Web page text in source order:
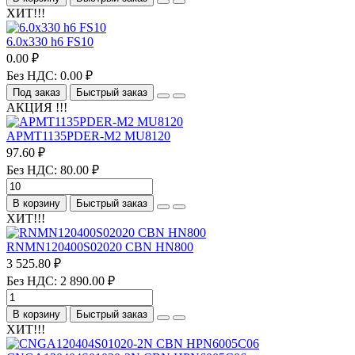
ХИТ!!!
6.0х330 h6 FS10
0.00 ₽
Без НДС: 0.00 ₽
Под заказ Быстрый заказ
АКЦИЯ !!!
APMT1135PDER-M2 MU8120
97.60 ₽
Без НДС: 80.00 ₽
В корзину Быстрый заказ
ХИТ!!!
RNMN120400S02020 CBN HN800
3 525.80 ₽
Без НДС: 2 890.00 ₽
В корзину Быстрый заказ
ХИТ!!!